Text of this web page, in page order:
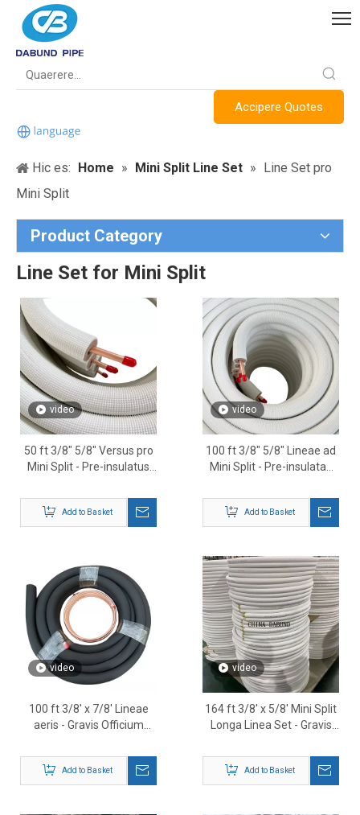
Accipere Quotes
Hic es: Home » Mini Split Line Set » Line Set pro
Mini Split
Product Category
Line Set for Mini Split
video
50 ft 3/8″ 5/8″ Versus pro
Mini Split - Pre-insulatus
Tubing
Add to Basket
video
100 ft 3/8″ 5/8″ Lineae ad
Mini Split - Pre-insulatae
Tubing
Add to Basket
video
100 ft 3/8' x 7/8' Lineae
aeris - Gravis Officium
Refrigeration Pipe pro
Large Systems
Add to Basket
video
164 ft 3/8' x 5/8' Mini Split
Longa Linea Set - Gravis
Pipe pro Fundo HVAC
Installations
Add to Basket